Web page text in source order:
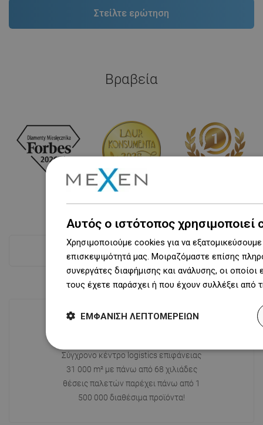
Βραβεία
Δες όλα
Σύγχρονο κέντρο logistics επιφάνειας
31 000 m² με πάνω από 68 χιλιάδες
θέσεις παλετών παρέχει πάνω από 1
500 000 διαθέσιμα προϊόντα!
Αυτός ο ιστότοπος χρησιμοποιεί
Χρησιμοποιούμε cookies για να
επισκεψιμότητά μας. Μοιραζόμαστε επίσης
συνεργάτες διαφήμισης και ανάλυσης, οι
τους έχετε παράσχει ή που έχουν συλλέξει
ΕΜΦΆΝΙΣΗ ΛΕΠΤΟΜΕΡΕΙΏΝ